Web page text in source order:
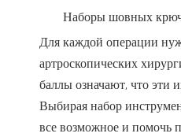
Наборы шовных
Для каждой операции
артроскопических
баллы означают, что эти
Выбирая набор
все возможное и помочь